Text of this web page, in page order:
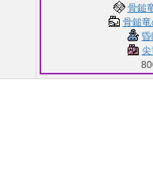
骨鎚
骨鎚
昏